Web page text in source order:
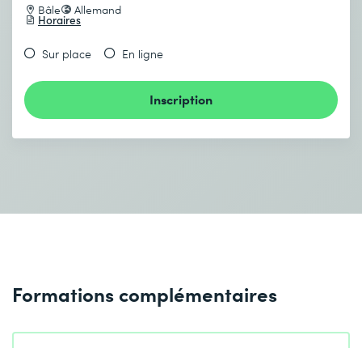
Bâle Allemand
Horaires
Sur place En ligne
Inscription
Formations complémentaires